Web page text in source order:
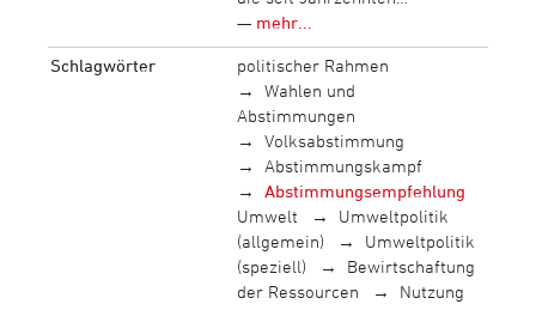
— mehr...
Schlagwörter
politischer Rahmen
Wahlen und
Abstimmungen
Volksabstimmung
Abstimmungskampf
Abstimmungsempfehlung
Umwelt
Umweltpolitik
(allgemein)
Umweltpolitik
(speziell)
Bewirtschaftung
der Ressourcen
Nutzung